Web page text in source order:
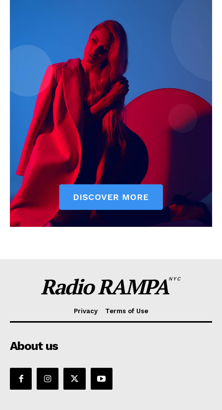
Radio RAMPANYC
Privacy Terms of Use
About us